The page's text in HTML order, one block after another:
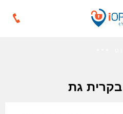
בקרית גת